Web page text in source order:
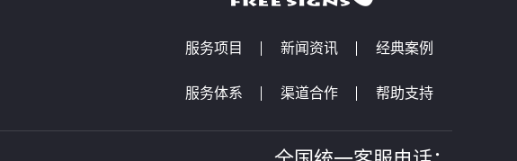
服务项目 新闻资讯 经典案例
服务体系 渠道合作 帮助支持